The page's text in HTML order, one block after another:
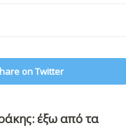
on Twitter
έξω από τα